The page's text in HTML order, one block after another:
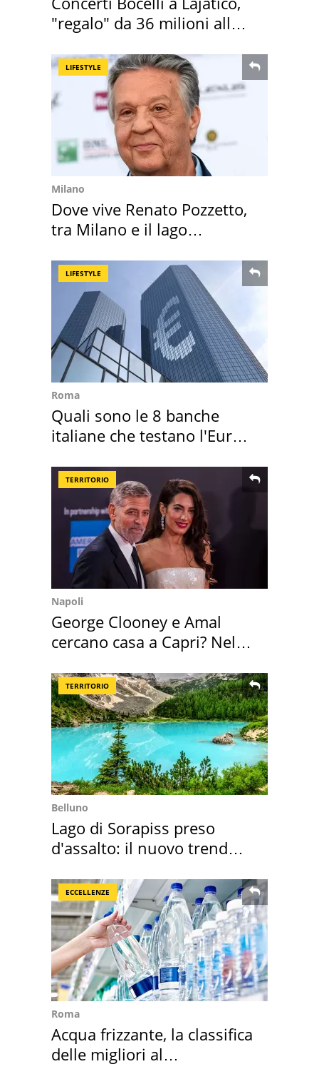
"regalo" da 36 milioni alla
LIFESTYLE
Milano
Dove vive Renato Pozzetto,
tra Milano e il lago
LIFESTYLE
Roma
Quali sono le 8 banche
italiane che testano l'Euro
TERRITORIO
Napoli
George Clooney e Amal
cercano casa a Capri? Nel
TERRITORIO
Belluno
Lago di Sorapiss preso
d'assalto: il nuovo trend
ECCELLENZE
Roma
Acqua frizzante, la classifica
delle migliori al